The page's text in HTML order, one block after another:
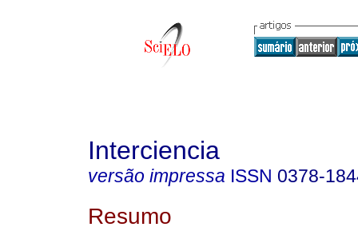
Interciencia
versão impressa ISSN 0378-
Resumo